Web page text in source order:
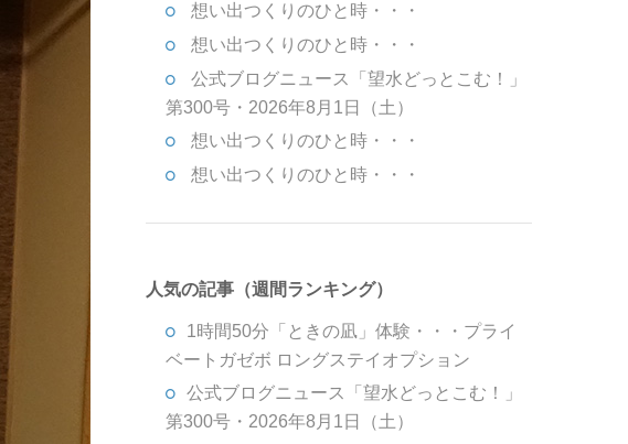
想い出つくりのひと時・・・
想い出つくりのひと時・・・
公式ブログニュース「望水どっとこむ！」
第300号・2026年8月1日（土）
想い出つくりのひと時・・・
想い出つくりのひと時・・・
人気の記事（週間ランキング）
1時間50分「ときの凪」体験・・・プライ
ベートガゼボ ロングステイオプション
公式ブログニュース「望水どっとこむ！」
第300号・2026年8月1日（土）